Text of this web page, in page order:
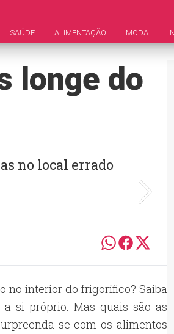
SAÚDE ALIMENTAÇÃO MODA
longe do
no local errado
no interior do frigorífico? Saiba
si próprio. Mas quais são as
se com os alimentos